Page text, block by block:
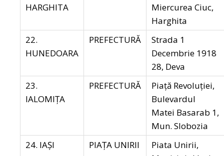
HARGHITA
Miercurea Ciuc,
Harghita
22.
HUNEDOARA
PREFECTURĂ
Strada 1
Decembrie 1918
28, Deva
23.
IALOMIŢA
PREFECTURĂ
Piață Revoluției,
Bulevardul
Matei Basarab 1,
Mun. Slobozia
24. IAŞI
PIAȚA UNIRII
Piata Unirii,